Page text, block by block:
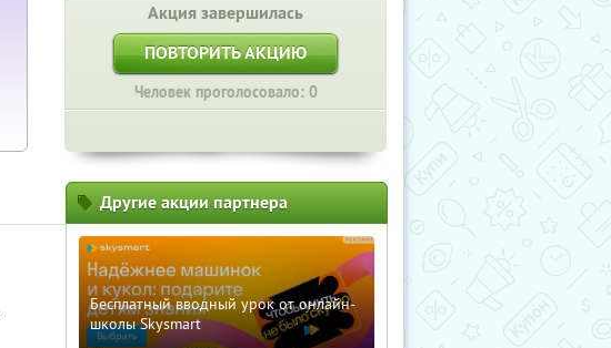
Акция завершилась
ПОВТОРИТЬ АКЦИЮ
Человек проголосовало: 0
Другие акции партнера
Бесплатный вводный урок от онлайн-
школы Skysmart